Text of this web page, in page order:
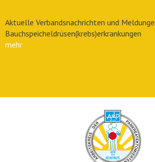
Aktuelle Verbandsnachrichten und
Bauchspeicheldrüsen(krebs)erkrankungen
mehr